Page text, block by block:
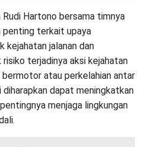
Hartono bersama timnya
penting terkait upaya
kejahatan jalanan dan
terjadinya aksi kejahatan
atau perkelahian antar
dapat meningkatkan
menjaga lingkungan